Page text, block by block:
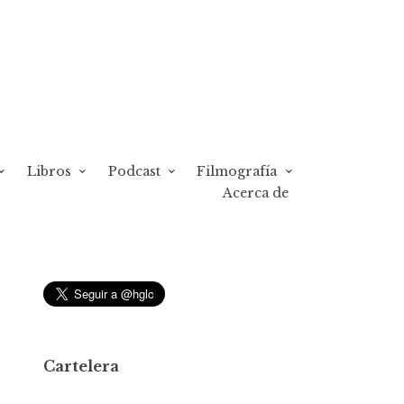
Libros Podcast
Filmografía
Acerca de
Cartelera